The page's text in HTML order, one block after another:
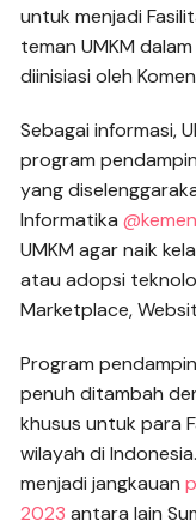
untuk menjadi
teman UMKM
diinisiasi oleh
Sebagai informasi,
program
yang
Informatika
UMKM agar naik
atau adopsi
Marketplace,
Program
penuh ditambah
khusus untuk para
wilayah di
menjadi jangkauan
2023 antara lain